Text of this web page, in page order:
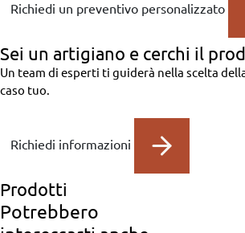
Richiedi un preventivo personalizzato
Sei un artigiano e cerchi il
Un team di esperti ti guiderà nella scelta
caso tuo.
Richiedi informazioni
Prodotti
Potrebbero